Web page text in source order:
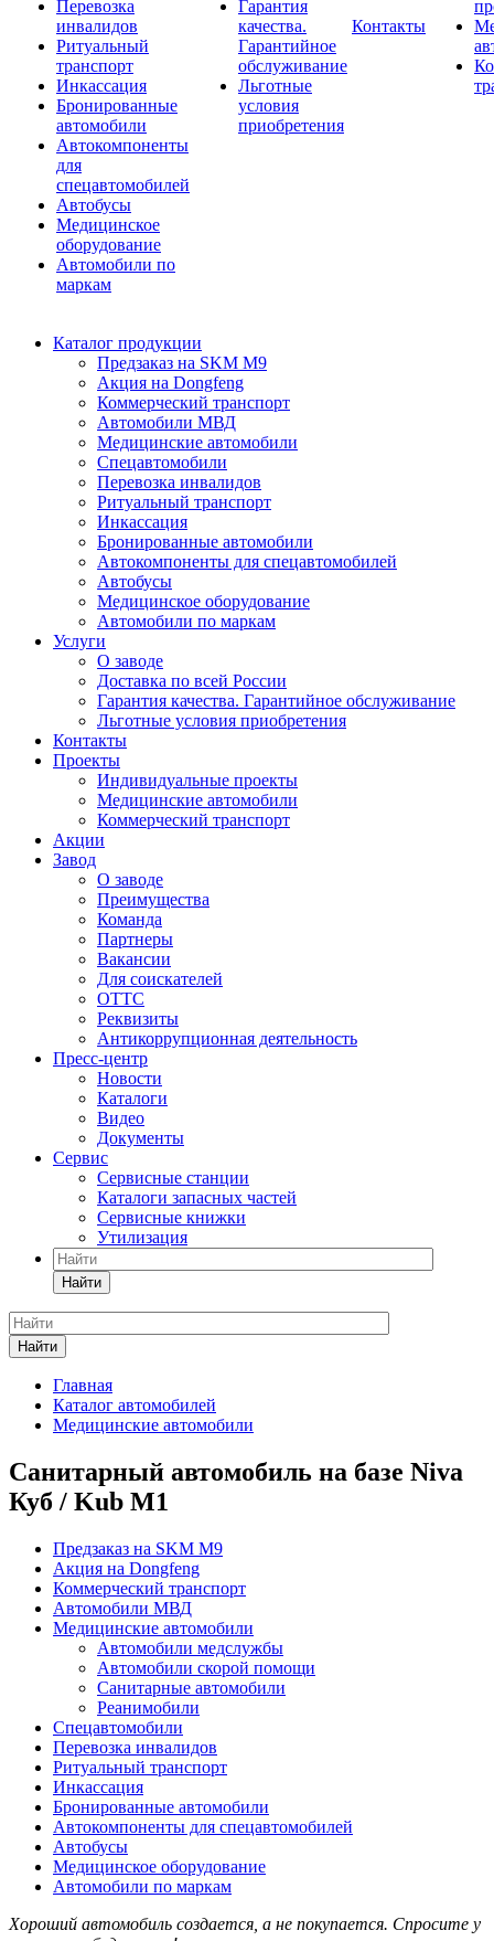
Перевозка
инвалидов
Ритуальный
транспорт
Инкассация
Бронированные
автомобили
Автокомпоненты
для
спецавтомобилей
Автобусы
Медицинское
оборудование
Автомобили по
маркам
Гарантия
качества.
Гарантийное
обслуживание
Льготные
условия
приобретения
Контакты
Каталог продукции
Предзаказ на SKM M9
Акция на Dongfeng
Коммерческий транспорт
Автомобили МВД
Медицинские автомобили
Спецавтомобили
Перевозка инвалидов
Ритуальный транспорт
Инкассация
Бронированные автомобили
Автокомпоненты для спецавтомобилей
Автобусы
Медицинское оборудование
Автомобили по маркам
Услуги
О заводе
Доставка по всей России
Гарантия качества. Гарантийное обслуживание
Льготные условия приобретения
Контакты
Проекты
Индивидуальные проекты
Медицинские автомобили
Коммерческий транспорт
Акции
Завод
О заводе
Преимущества
Команда
Партнеры
Вакансии
Для соискателей
ОТТС
Реквизиты
Антикоррупционная деятельность
Пресс-центр
Новости
Каталоги
Видео
Документы
Сервис
Сервисные станции
Каталоги запасных частей
Сервисные книжки
Утилизация
Найти
Найти
Главная
Каталог автомобилей
Медицинские автомобили
Санитарный автомобиль на базе Niva
Куб / Kub М1
Предзаказ на SKM M9
Акция на Dongfeng
Коммерческий транспорт
Автомобили МВД
Медицинские автомобили
Автомобили медслужбы
Автомобили скорой помощи
Санитарные автомобили
Реанимобили
Спецавтомобили
Перевозка инвалидов
Ритуальный транспорт
Инкассация
Бронированные автомобили
Автокомпоненты для спецавтомобилей
Автобусы
Медицинское оборудование
Автомобили по маркам
Хороший автомобиль создается, а не покупается. Спросите у